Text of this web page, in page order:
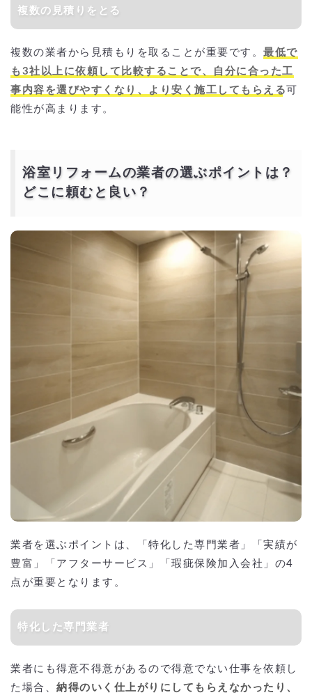
複数の見積りをとる
複数の業者から見積もりを取ることが重要です。 最低で
も3社以上に依頼して比較することで、自分に合った工
事内容を選びやすくなり、より安く施工してもらえる 可
能性が高まります。
浴室リフォームの業者の選ぶポイントは？
どこに頼むと良い？
業者を選ぶポイントは、「特化した専門業者」「実績が
豊富」「アフターサービス」「瑕疵保険加入会社」の4
点が重要となります。
特化した専門業者
業者にも得意不得意があるので得意でない仕事を依頼し
た場合、 納得のいく仕上がりにしてもらえなかったり、